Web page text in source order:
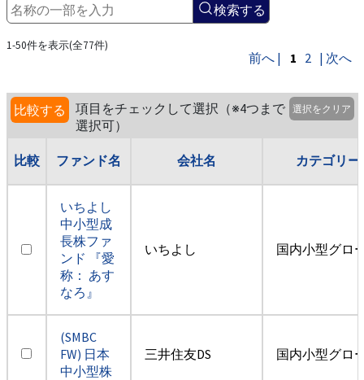
検索する
1-50件を表示(全77件)
前へ | 1 2 | 次へ
比較する
項目をチェックして選択（※4つまで
選択可）
選択をクリア
比較 ファンド名 会社名 カテゴリー
いちよし
中小型成
長株ファ
ンド 『愛
称： あす
なろ』
いちよし 国内小型グロ
(SMBC
FW) 日本
中小型株
三井住友DS 国内小型グロ